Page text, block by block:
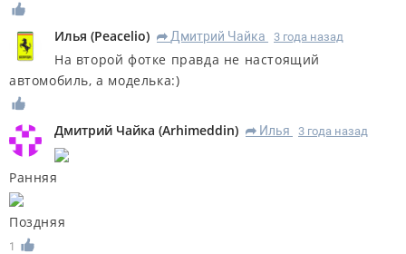
Илья (Peacelio) R Дмитрий Чайка 3 года назад
На второй фотке правда не настоящий
автомобиль, а моделька:)
Дмитрий Чайка (Arhimeddin) R Илья 3 года назад
Ранняя
Поздняя
1